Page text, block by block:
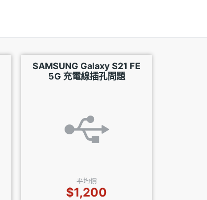
SAMSUNG Galaxy S21 FE
5G 充電線插孔問題
平均價
$1,200